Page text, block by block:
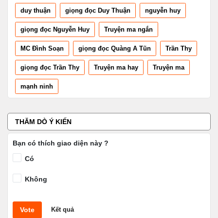
duy thuận giọng đọc Duy Thuận nguyễn huy
giọng đọc Nguyễn Huy Truyện ma ngắn
MC Đình Soạn giọng đọc Quàng A Tũn Trần Thy
giọng đọc Trần Thy Truyện ma hay Truyện ma
mạnh ninh
THĂM DÒ Ý KIẾN
Bạn có thích giao diện này ?
Có
Không
Vote Kết quả